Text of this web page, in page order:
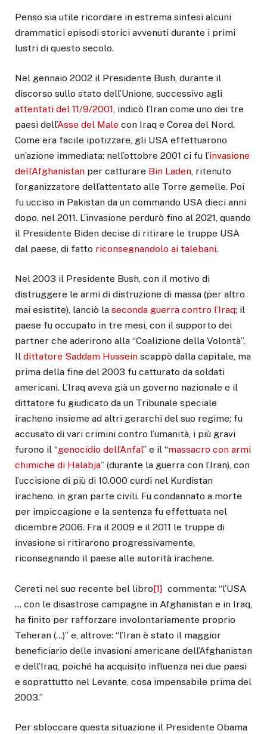
Penso sia utile ricordare in estrema sintesi alcuni
drammatici episodi storici avvenuti durante i primi
lustri di questo secolo.
Nel gennaio 2002 il Presidente Bush, durante il
discorso sullo stato dell’Unione, successivo agli
attentati del 11/9/2001, indicò l’Iran come uno dei tre
paesi dell’Asse del Male con Iraq e Corea del Nord.
Come era facile ipotizzare, gli USA effettuarono
un’azione immediata: nell’ottobre 2001 ci fu l’invasione
dell’Afghanistan per catturare Bin Laden, ritenuto
l’organizzatore dell’attentato alle Torre gemelle. Poi
fu ucciso in Pakistan da un commando USA dieci anni
dopo, nel 2011. L’invasione perdurò fino al 2021, quando
il Presidente Biden decise di ritirare le truppe USA
dal paese, di fatto riconsegnandolo ai talebani.
Nel 2003 il Presidente Bush, con il motivo di
distruggere le armi di distruzione di massa (per altro
mai esistite), lanciò la seconda guerra contro l’Iraq; il
paese fu occupato in tre mesi, con il supporto dei
partner che aderirono alla “Coalizione della Volontà”.
Il dittatore Saddam Hussein scappò dalla capitale, ma
prima della fine del 2003 fu catturato da soldati
americani. L’Iraq aveva già un governo nazionale e il
dittatore fu giudicato da un Tribunale speciale
iracheno insieme ad altri gerarchi del suo regime; fu
accusato di vari crimini contro l’umanità, i più gravi
furono il “genocidio dell’Anfal” e il “massacro con armi
chimiche di Halabja” (durante la guerra con l’Iran), con
l’uccisione di più di 10.000 curdi nel Kurdistan
iracheno, in gran parte civili. Fu condannato a morte
per impiccagione e la sentenza fu effettuata nel
dicembre 2006. Fra il 2009 e il 2011 le truppe di
invasione si ritirarono progressivamente,
riconsegnando il paese alle autorità irachene.
Cereti nel suo recente bel libro[1] commenta: “l’USA
… con le disastrose campagne in Afghanistan e in Iraq,
ha finito per rafforzare involontariamente proprio
Teheran (…)” e, altrove: “l’Iran è stato il maggior
beneficiario delle invasioni americane dell’Afghanistan
e dell’Iraq, poiché ha acquisito influenza nei due paesi
e soprattutto nel Levante, cosa impensabile prima del
2003.”
Per sbloccare questa situazione il Presidente Obama